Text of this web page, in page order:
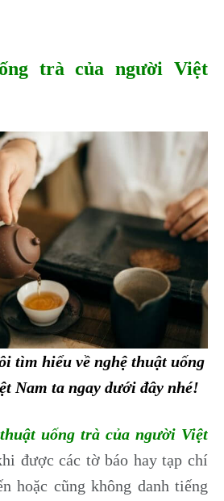
trà của người Việt
tìm hiểu về nghệ thuật uống
Nam ta ngay dưới đây nhé!
uống trà của người Việt
được các tờ báo hay tạp chí
hoặc cũng không danh tiếng